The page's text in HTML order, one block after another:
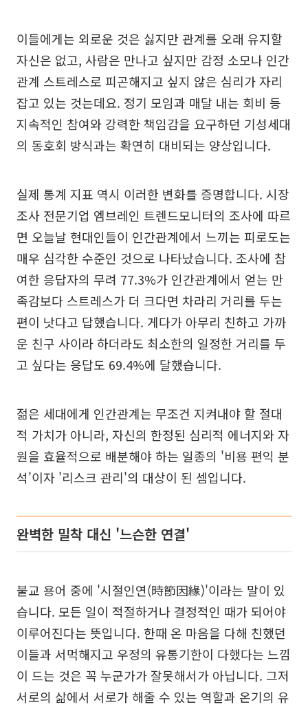
이들에게는 외로운 것은 싫지만 관계를 오래 유지할
자신은 없고, 사람은 만나고 싶지만 감정 소모나 인간
관계 스트레스로 피곤해지고 싶지 않은 심리가 자리
잡고 있는 것는데요. 정기 모임과 매달 내는 회비 등
지속적인 참여와 강력한 책임감을 요구하던 기성세대
의 동호회 방식과는 확연히 대비되는 양상입니다.
실제 통계 지표 역시 이러한 변화를 증명합니다. 시장
조사 전문기업 엠브레인 트렌드모니터의 조사에 따르
면 오늘날 현대인들이 인간관계에서 느끼는 피로도는
매우 심각한 수준인 것으로 나타났습니다. 조사에 참
여한 응답자의 무려 77.3%가 인간관계에서 얻는 만
족감보다 스트레스가 더 크다면 차라리 거리를 두는
편이 낫다고 답했습니다. 게다가 아무리 친하고 가까
운 친구 사이라 하더라도 최소한의 일정한 거리를 두
고 싶다는 응답도 69.4%에 달했습니다.
젊은 세대에게 인간관계는 무조건 지켜내야 할 절대
적 가치가 아니라, 자신의 한정된 심리적 에너지와 자
원을 효율적으로 배분해야 하는 일종의 '비용 편익 분
석'이자 '리스크 관리'의 대상이 된 셈입니다.
완벽한 밀착 대신 '느슨한 연결'
불교 용어 중에 '시절인연(時節因緣)'이라는 말이 있
습니다. 모든 일이 적절하거나 결정적인 때가 되어야
이루어진다는 뜻입니다. 한때 온 마음을 다해 친했던
이들과 서먹해지고 우정의 유통기한이 다했다는 느낌
이 드는 것은 꼭 누군가가 잘못해서가 아닙니다. 그저
서로의 삶에서 서로가 해줄 수 있는 역할과 온기의 유